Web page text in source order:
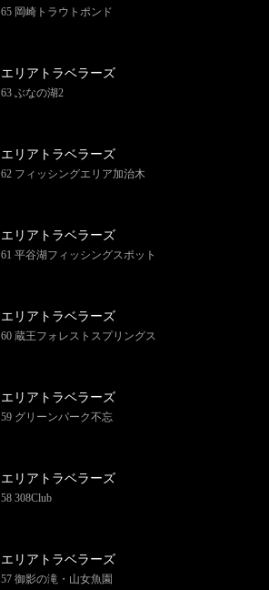
65 岡崎トラウトポンド
エリアトラベラーズ
63 ぶなの湖2
エリアトラベラーズ
62 フィッシングエリア加治木
エリアトラベラーズ
61 平谷湖フィッシングスポット
エリアトラベラーズ
60 蔵王フォレストスプリングス
エリアトラベラーズ
59 グリーンパーク不忘
エリアトラベラーズ
58 308Club
エリアトラベラーズ
57 御影の滝・山女魚園